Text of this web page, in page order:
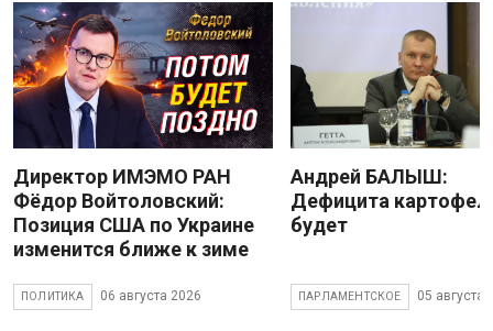
Директор ИМЭМО РАН
Фёдор Войтоловский:
Позиция США по Украине
изменится ближе к зиме
ПОЛИТИКА 06 августа 2026
Андрей БАЛЫШ:
Дефицита
будет
ПАРЛАМЕНТСКОЕ 05 августа